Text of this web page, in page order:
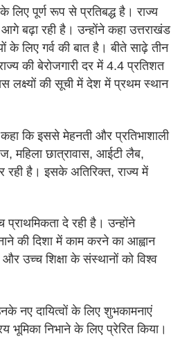
लिए पूर्ण रूप से प्रतिबद्ध है। राज्य
बढ़ा रही है। उन्होंने कहा उत्तराखंड
लिए गर्व की बात है। बीते साढ़े तीन
की बेरोजगारी दर में 4.4 प्रतिशत
लक्ष्यों की सूची में देश में प्रथम स्थान
कि इससे मेहनती और प्रतिभाशाली
महिला छात्रावास, आईटी लैब,
रही है। इसके अतिरिक्त, राज्य में
प्राथमिकता दे रही है। उन्होंने
की दिशा में काम करने का आह्वान
उच्च शिक्षा के संस्थानों को विश्व
नए दायित्वों के लिए शुभकामनाएं
भूमिका निभाने के लिए प्रेरित किया।